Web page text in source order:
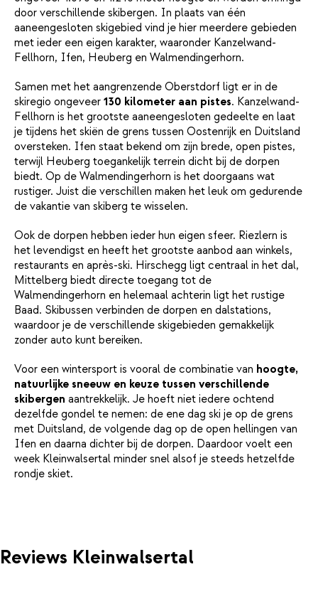
door verschillende skibergen. In plaats van één
aaneengesloten skigebied vind je hier meerdere gebieden
met ieder een eigen karakter, waaronder Kanzelwand-
Fellhorn, Ifen, Heuberg en Walmendingerhorn.
Samen met het aangrenzende Oberstdorf ligt er in de
skiregio ongeveer 130 kilometer aan pistes. Kanzelwand-
Fellhorn is het grootste aaneengesloten gedeelte en laat
je tijdens het skiën de grens tussen Oostenrijk en Duitsland
oversteken. Ifen staat bekend om zijn brede, open pistes,
terwijl Heuberg toegankelijk terrein dicht bij de dorpen
biedt. Op de Walmendingerhorn is het doorgaans wat
rustiger. Juist die verschillen maken het leuk om gedurende
de vakantie van skiberg te wisselen.
Ook de dorpen hebben ieder hun eigen sfeer. Riezlern is
het levendigst en heeft het grootste aanbod aan winkels,
restaurants en après-ski. Hirschegg ligt centraal in het dal,
Mittelberg biedt directe toegang tot de
Walmendingerhorn en helemaal achterin ligt het rustige
Baad. Skibussen verbinden de dorpen en dalstations,
waardoor je de verschillende skigebieden gemakkelijk
zonder auto kunt bereiken.
Voor een wintersport is vooral de combinatie van hoogte,
natuurlijke sneeuw en keuze tussen verschillende
skibergen aantrekkelijk. Je hoeft niet iedere ochtend
dezelfde gondel te nemen: de ene dag ski je op de grens
met Duitsland, de volgende dag op de open hellingen van
Ifen en daarna dichter bij de dorpen. Daardoor voelt een
week Kleinwalsertal minder snel alsof je steeds hetzelfde
rondje skiet.
Reviews Kleinwalsertal